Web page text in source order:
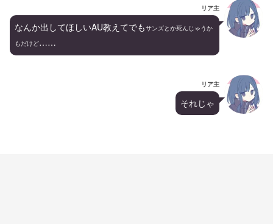
リア主
なんか出してほしいAU教えてでもサンズとか死んじゃうか
もだけど……
リア主
それじゃ